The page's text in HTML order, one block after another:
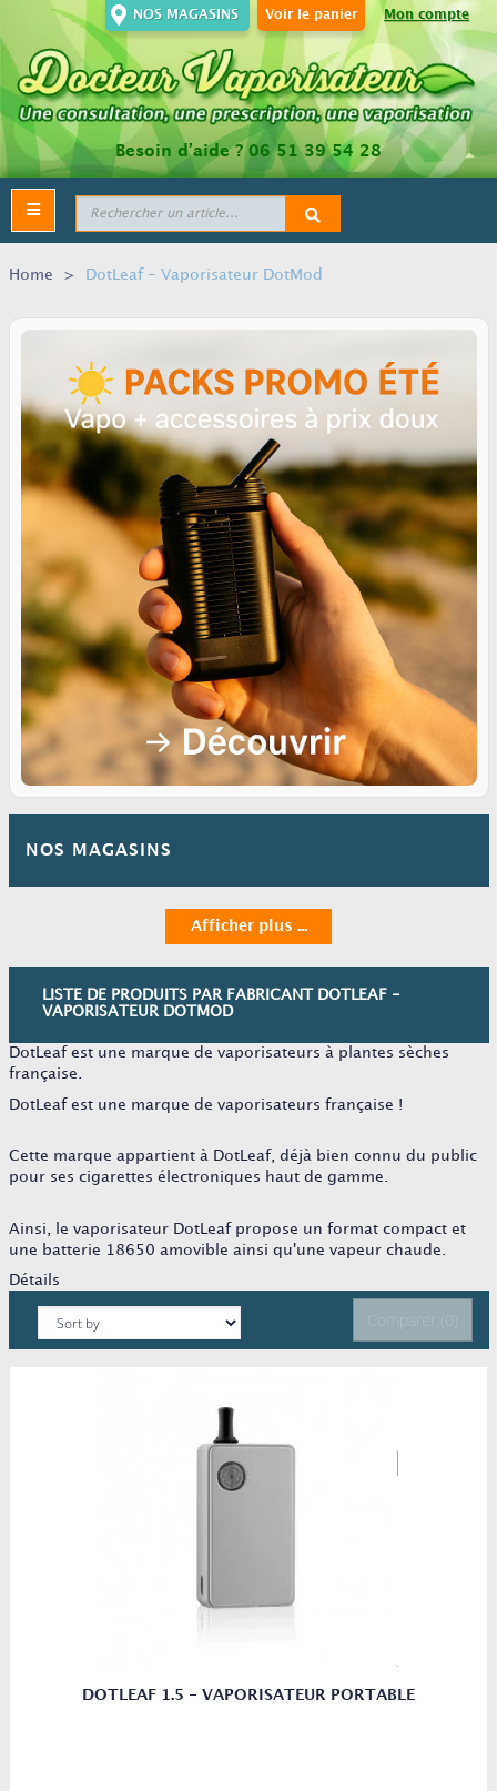
Mon compte
Voir le panier
NOS MAGASINS
Besoin d’aide ?06 51 39 54 28
Toggle
navigation
Home > DotLeaf - Vaporisateur DotMod
NOS MAGASINS
Afficher plus ...
LISTE DE PRODUITS PAR FABRICANT DOTLEAF -
VAPORISATEUR DOTMOD
DotLeaf est une marque de vaporisateurs à plantes sèches
française.
DotLeaf est une marque de vaporisateurs française !
Cette marque appartient à DotLeaf, déjà bien connu du public
pour ses cigarettes électroniques haut de gamme.
Ainsi, le vaporisateur DotLeaf propose un format compact et
une batterie 18650 amovible ainsi qu'une vapeur chaude.
Détails
DOTLEAF 1.5 - VAPORISATEUR PORTABLE